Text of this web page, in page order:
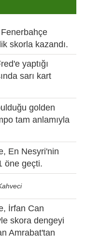
skorla kazandı.
yaptığı
sarı kart
golden
tam anlamıyla
En Nesyri'nin
öne geçti.
İrfan Can
skora dengeyi
Amrabat'tan